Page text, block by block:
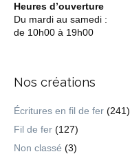
Heures d’ouverture
Du mardi au samedi :
de 10h00 à 19h00
Nos créations
Écritures en fil de fer (241)
Fil de fer (127)
Non classé (3)